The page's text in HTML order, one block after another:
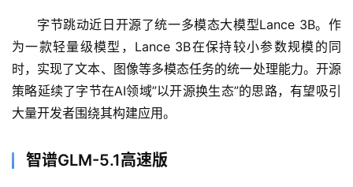
字节跳动近日开源了统一多模态大模型Lance 3B。作
为一款轻量级模型，Lance 3B在保持较小参数规模的同
时，实现了文本、图像等多模态任务的统一处理能力。开源
策略延续了字节在AI领域”以开源换生态”的思路，有望吸引
大量开发者围绕其构建应用。
智谱GLM-5.1高速版